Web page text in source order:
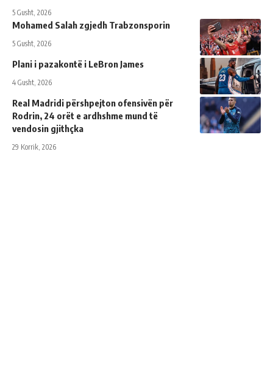
5 Gusht, 2026
Mohamed Salah zgjedh Trabzonsporin
5 Gusht, 2026
Plani i pazakontë i LeBron James
4 Gusht, 2026
Real Madridi përshpejton ofensivën për
Rodrin, 24 orët e ardhshme mund të
vendosin gjithçka
29 Korrik, 2026